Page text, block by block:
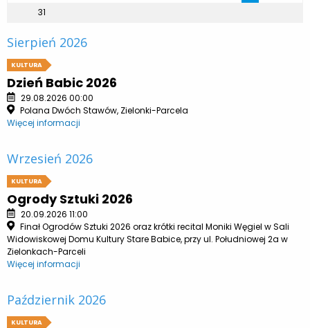
31
Sierpień 2026
KULTURA
Dzień Babic 2026
29.08.2026 00:00
Polana Dwóch Stawów, Zielonki-Parcela
Więcej informacji
Wrzesień 2026
KULTURA
Ogrody Sztuki 2026
20.09.2026 11:00
Finał Ogrodów Sztuki 2026 oraz krótki recital Moniki Węgiel w Sali
Widowiskowej Domu Kultury Stare Babice, przy ul. Południowej 2a w
Zielonkach-Parceli
Więcej informacji
Październik 2026
KULTURA